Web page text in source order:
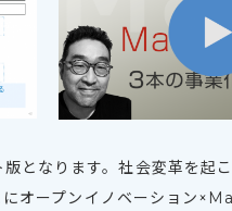
となります。社会変革を起
オープンイノベーション